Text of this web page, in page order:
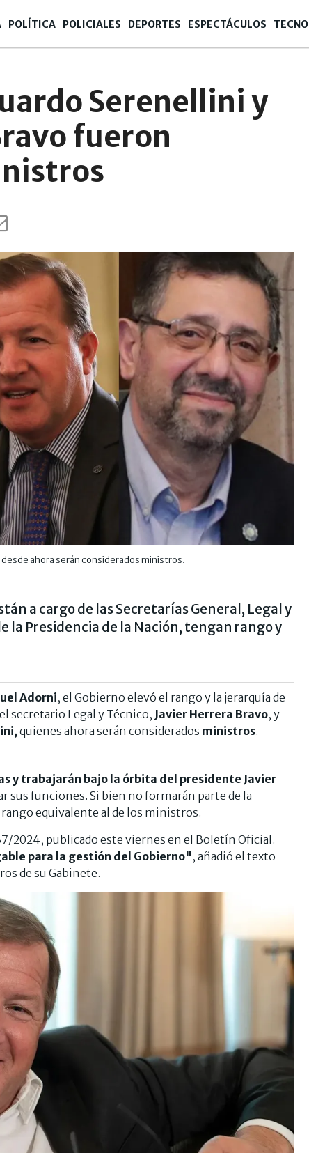
POLÍTICA POLICIALES DEPORTES ESPECTÁCULOS TECNO
Serenellini y
fueron
desde ahora serán considerados ministros.
a cargo de las Secretarías General, Legal y
la Presidencia de la Nación, tengan rango y
Adorni, el Gobierno elevó el rango y la jerarquía de
secretario Legal y Técnico, Javier Herrera Bravo, y
quienes ahora serán considerados ministros.
y trabajarán bajo la órbita del presidente Javier
sus funciones. Si bien no formarán parte de la
rango equivalente al de los ministros.
2024, publicado este viernes en el Boletín Oficial.
para la gestión del Gobierno", añadió el texto
de su Gabinete.